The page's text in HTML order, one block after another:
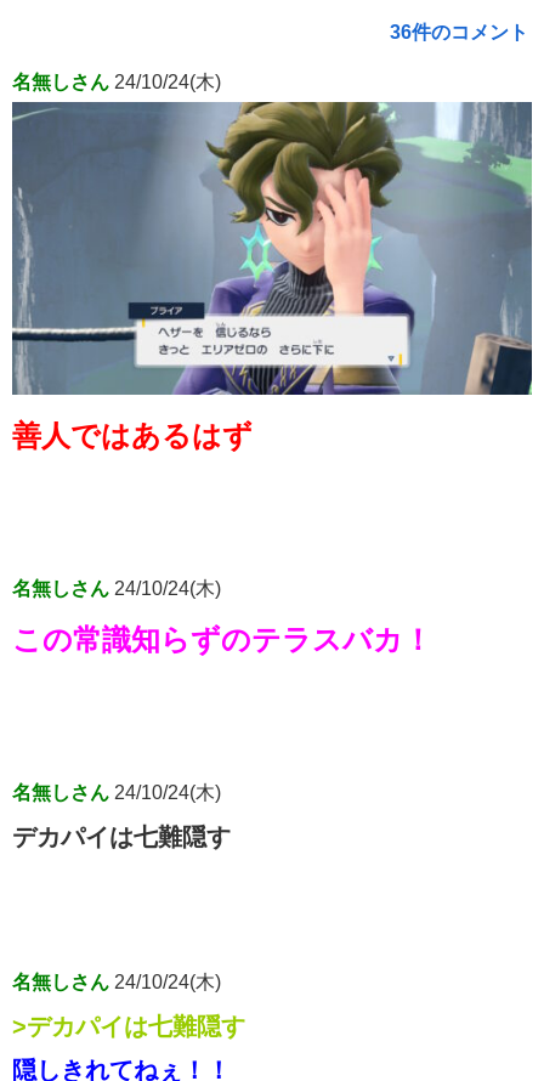
36件のコメント
名無しさん 24/10/24(木)
善人ではあるはず
名無しさん 24/10/24(木)
この常識知らずのテラスバカ！
名無しさん 24/10/24(木)
デカパイは七難隠す
名無しさん 24/10/24(木)
>デカパイは七難隠す
隠しきれてねぇ！！